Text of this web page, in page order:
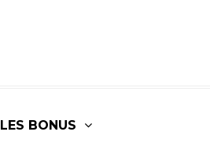
LES BONUS